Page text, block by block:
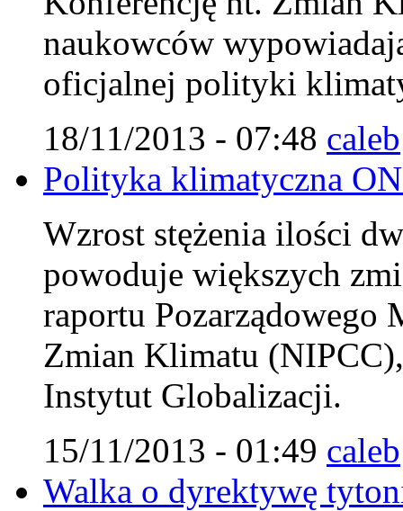
naukowców
oficjalnej polityki
18/11/2013 - 07:48 caleb
Polityka klimatyczna
Wzrost stężenia ilości
powoduje większych
raportu Pozarządowego
Zmian Klimatu
Instytut Globalizacji.
15/11/2013 - 01:49 caleb
Walka o dyrektywę